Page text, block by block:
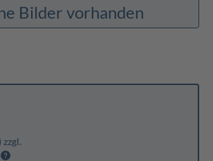
Bilder vorhanden